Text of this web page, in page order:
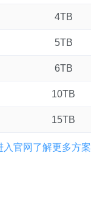
4TB
5TB
6TB
10TB
15TB
入官网了解更多方案